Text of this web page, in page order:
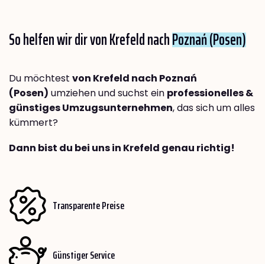
So helfen wir dir von Krefeld nachPoznań (Posen)
Du möchtest von Krefeld nach Poznań
(Posen) umziehen und suchst ein professionelles &
günstiges Umzugsunternehmen, das sich um alles
kümmert?
Dann bist du bei uns in Krefeld genau richtig!
Transparente Preise
Günstiger Service